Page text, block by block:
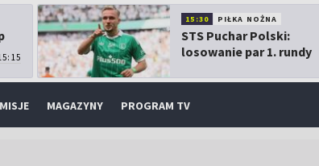
15:30 PIŁKA NOŻNA
STS Puchar Polski:
losowanie par 1. rundy
MAGAZYNY PROGRAM TV